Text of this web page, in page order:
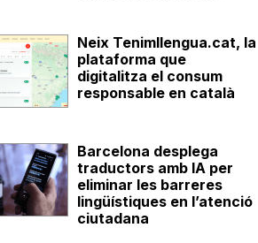
Neix Tenimllengua.cat, la
plataforma que
digitalitza el consum
responsable en català
Barcelona desplega
traductors amb IA per
eliminar les barreres
lingüístiques en l’atenció
ciutadana